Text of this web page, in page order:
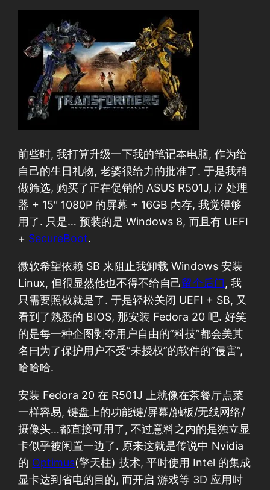
前些时, 我打算升级一下我的笔记本电脑, 作为给
自己的生日礼物, 老婆很给力的批准了. 于是我稍
做筛选, 购买了正在促销的 ASUS R501J, i7 处理
器 + 15″ 1080P 的屏幕 + 16GB 内存, 我觉得够
用了. 只是… 预装的是 Windows 8, 而且有 UEFI
+ SecureBoot.
微软希望依赖 SB 来阻止我卸载 Windows 安装
Linux, 但很显然他也不得不给自己留个后门, 我
只需要照做就是了. 于是轻松关闭 UEFI + SB, 又
看到了熟悉的 BIOS, 那安装 Fedora 20 吧. 好笑
的是每一种企图剥夺用户自由的”科技”都会美其
名曰为了保护用户不受”未授权”的软件的”侵害”,
哈哈哈.
安装 Fedora 20 在 R501J 上就像在茶餐厅点菜
一样容易, 键盘上的功能键/屏幕/触板/无线网络/
摄像头…都直接可用了, 不过意料之内的是独立显
卡似乎被闲置一边了. 原来这就是传说中 Nvidia
的 Optimus(擎天柱) 技术, 平时使用 Intel 的集成
显卡达到省电的目的, 而开启 游戏等 3D 应用时